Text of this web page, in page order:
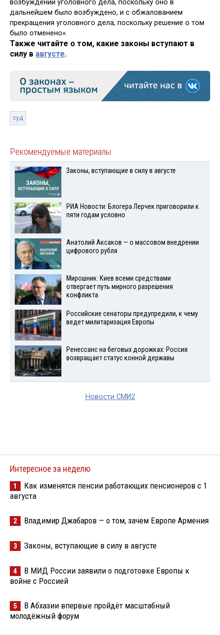
возбуждении уголовного дела, поскольку оно в
дальнейшем было возбуждено, и с обжалованием
прекращения уголовного дела, поскольку решение о том
было отменено».
Также читайте о том, какие законы вступают в
силу в августе.
суд
Рекомендуемые материалы
Законы, вступающие в силу в августе
РИА Новости: Блогера Лерчек приговорили к
пяти годам условно
Анатолий Аксаков — о массовом внедрении
цифрового рубля
Мирошник: Киев всеми средствами
отвергает путь мирного разрешения
конфликта
Российские сенаторы предупредили, к чему
ведет милитаризация Европы
Ренессанс на беговых дорожках: Россия
возвращает статус конной державы
Новости СМИ2
Интересное за неделю
1
Как изменятся пенсии работающих пенсионеров с 1
августа
2 Владимир Джабаров — о том, зачем Европе Армения
3 Законы, вступающие в силу в августе
4
В МИД России заявили о подготовке Европы к
войне с Россией
5
В Абхазии впервые пройдёт масштабный
молодёжный форум